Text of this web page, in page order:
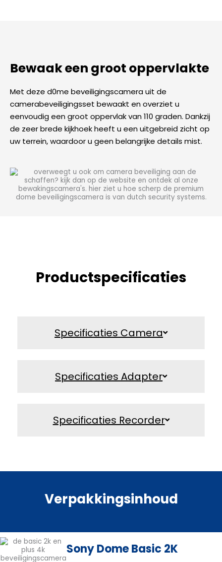
Bewaak een groot oppervlakte
Met deze d0me beveiligingscamera uit de
camerabeveiligingsset bewaakt en overziet u
eenvoudig een groot oppervlak van 110 graden. Dankzij
de zeer brede kijkhoek heeft u een uitgebreid zicht op
uw terrein, waardoor u geen belangrijke details mist.
Productspecificaties
Specificaties Camera
Specificaties Adapter
Specificaties Recorder
Verpakkingsinhoud
Sony Dome Basic 2K